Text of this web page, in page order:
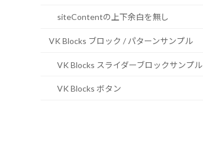
siteContentの上下余白を無し
VK Blocks ブロック / パターンサンプル
VK Blocks スライダーブロックサンプル
VK Blocks ボタン